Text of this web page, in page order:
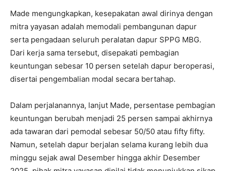
Made mengungkapkan, kesepakatan awal dirinya dengan
mitra yayasan adalah memodali pembangunan dapur
serta pengadaan seluruh peralatan dapur SPPG MBG.
Dari kerja sama tersebut, disepakati pembagian
keuntungan sebesar 10 persen setelah dapur beroperasi,
disertai pengembalian modal secara bertahap.
Dalam perjalanannya, lanjut Made, persentase pembagian
keuntungan berubah menjadi 25 persen sampai akhirnya
ada tawaran dari pemodal sebesar 50/50 atau fifty fifty.
Namun, setelah dapur berjalan selama kurang lebih dua
minggu sejak awal Desember hingga akhir Desember